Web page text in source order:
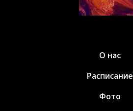
О нас
Расписание
Фото